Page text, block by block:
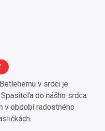
v srdci je
do nášho srdca.
v období radostného